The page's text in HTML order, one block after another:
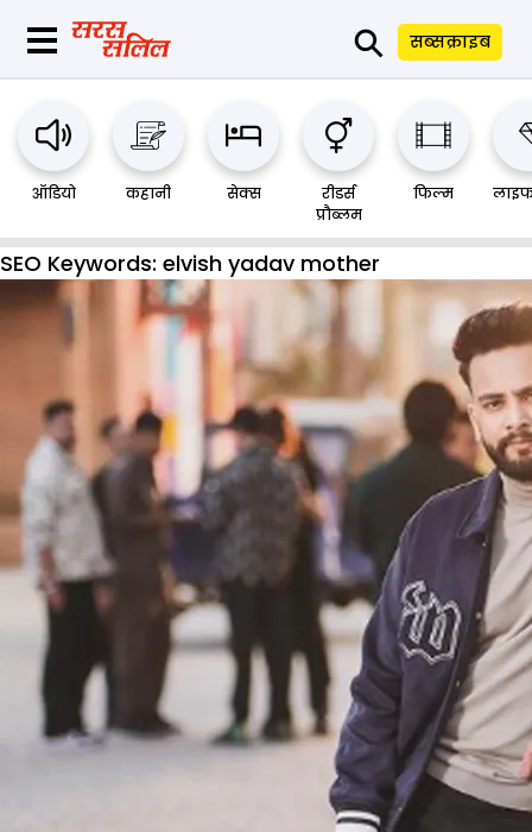
⚲ सब्सक्राइब
ऑडियो कहानी सेक्स
रीडर्स
प्रौब्लम
फिल्म
SEO Keywords: elvish yadav mother